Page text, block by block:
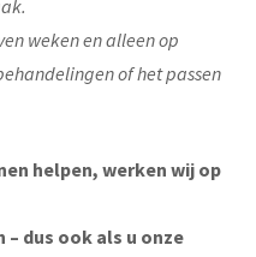
weken en alleen op
of het passen
helpen, werken wij op
dus ook als u onze